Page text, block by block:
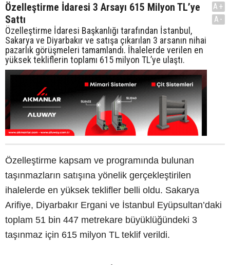
Özelleştirme İdaresi 3 Arsayı 615 Milyon TL’ye
Sattı
Özelleştirme İdaresi Başkanlığı tarafından İstanbul,
Sakarya ve Diyarbakır ve satışa çıkarılan 3 arsanın nihai
pazarlık görüşmeleri tamamlandı. İhalelerde verilen en
yüksek tekliflerin toplamı 615 milyon TL’ye ulaştı.
A+
A-
Özelleştirme kapsam ve programında bulunan
taşınmazların satışına yönelik gerçekleştirilen
ihalelerde en yüksek teklifler belli oldu. Sakarya
Arifiye, Diyarbakır Ergani ve İstanbul Eyüpsultan’daki
toplam 51 bin 447 metrekare büyüklüğündeki 3
taşınmaz için 615 milyon TL teklif verildi.